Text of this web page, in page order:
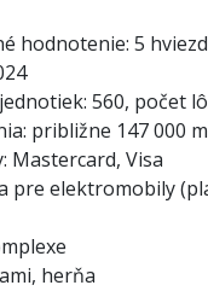
hodnotenie: 5
560, počet
približne 147 000
Mastercard, Visa
pre elektromobily
herňa